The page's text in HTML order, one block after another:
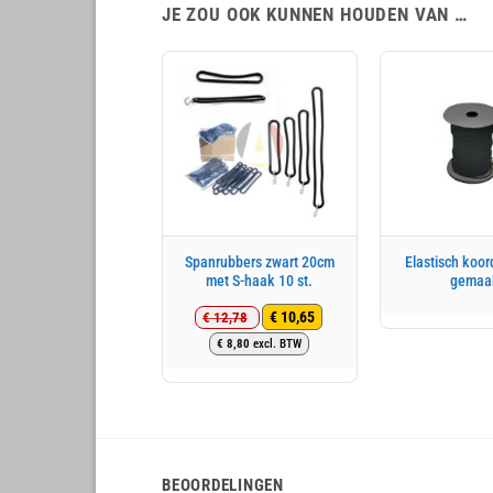
JE ZOU OOK KUNNEN HOUDEN VAN …
Spanrubbers zwart 20cm
met S-haak 10 st.
€12,78
Oorspronkelijke
prijs
€ 10,65
Huidige
prijs
€ 8,80 excl. BTW
Elastisch
BEOORDELINGEN